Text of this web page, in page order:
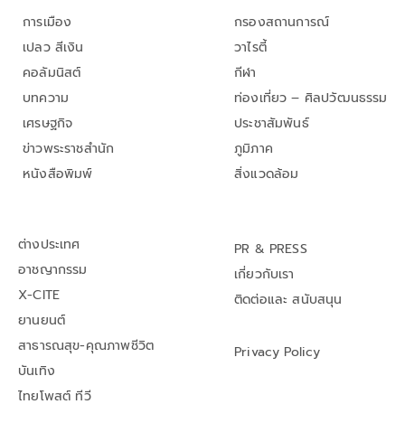
การเมือง
เปลว สีเงิน
คอลัมนิสต์
บทความ
เศรษฐกิจ
ข่าวพระราชสำนัก
หนังสือพิมพ์
กรองสถานการณ์
วาไรตี้
กีฬา
ท่องเที่ยว – ศิลปวัฒนธรรม
ประชาสัมพันธ์
ภูมิภาค
สิ่งแวดล้อม
ต่างประเทศ
อาชญากรรม
X-CITE
ยานยนต์
สาธารณสุข-คุณภาพชีวิต
บันเทิง
ไทยโพสต์ ทีวี
PR & PRESS
เกี่ยวกับเรา
ติดต่อและ สนับสนุน
Privacy Policy